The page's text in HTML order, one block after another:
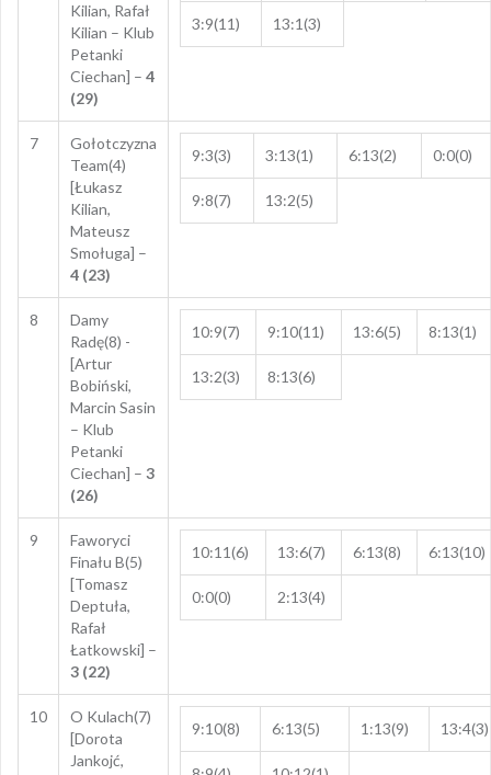
Kilian, Rafał
Kilian – Klub
Petanki
Ciechan] – 4
(29)
3:9(11) 13:1(3)
7
Gołotczyzna
Team(4)
[Łukasz
Kilian,
Mateusz
Smoługa] –
4 (23)
9:3(3) 3:13(1) 6:13(2) 0:0(0)
9:8(7) 13:2(5)
8
Damy
Radę(8) -
[Artur
Bobiński,
Marcin Sasin
– Klub
Petanki
Ciechan] – 3
(26)
10:9(7) 9:10(11) 13:6(5) 8:13(1)
13:2(3) 8:13(6)
9
Faworyci
Finału B(5)
[Tomasz
Deptuła,
Rafał
Łatkowski] –
3 (22)
10:11(6) 13:6(7) 6:13(8) 6:13(10)
0:0(0) 2:13(4)
10
O Kulach(7)
[Dorota
Jankojć,
9:10(8) 6:13(5) 1:13(9) 13:4(3)